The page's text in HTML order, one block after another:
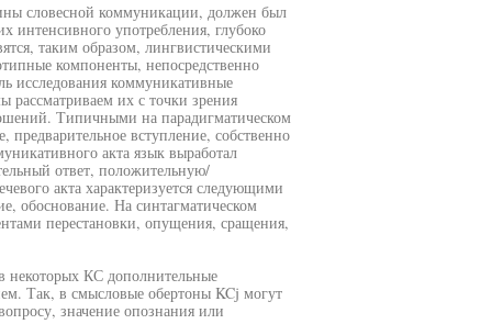
словесной коммуникации, должен был
интенсивного употребления, глубоко
таким образом, лингвистическими
компоненты, непосредственно
исследования коммуникативные
рассматриваем их с точки зрения
Типичными на парадигматическом
вступление, собственно
акта язык выработал
ответ, положительную/
акта характеризуется следующими
обоснование. На синтагматическом
перестановки, опущения, сращения,
некоторых КС дополнительные
Так, в смысловые обертоны KCj могут
значение опознания или